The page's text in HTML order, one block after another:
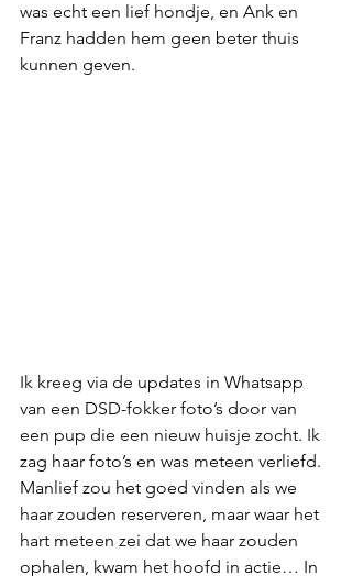
was echt een lief hondje, en Ank en
Franz hadden hem geen beter thuis
kunnen geven.
Ik kreeg via de updates in Whatsapp
van een DSD-fokker foto’s door van
een pup die een nieuw huisje zocht. Ik
zag haar foto’s en was meteen verliefd.
Manlief zou het goed vinden als we
haar zouden reserveren, maar waar het
hart meteen zei dat we haar zouden
ophalen, kwam het hoofd in actie… In